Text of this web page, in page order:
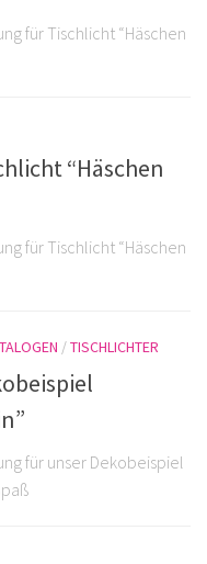
für Tischlicht “Häschen
“Häschen
für Tischlicht “Häschen
/TISCHLICHTER
für unser Dekobeispiel